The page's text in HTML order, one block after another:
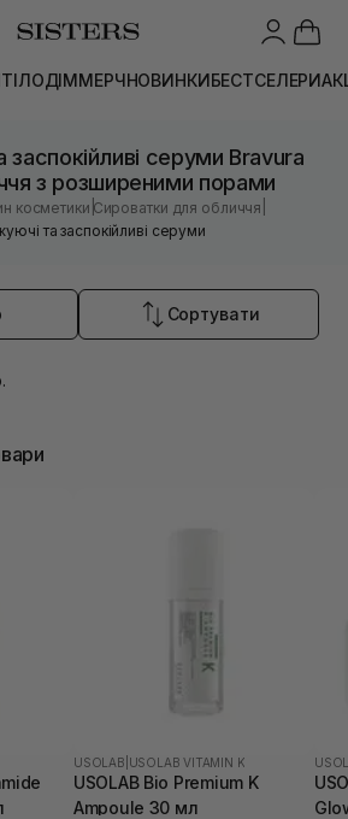
ТІЛОДІММЕРЧНОВИНКИБЕСТСЕЛЕРИ
серуми Bravura
з розширеними порами
косметики |Сироватки для обличчя
та заспокійливі серуми
Сортувати
USOLAB USOLAB VITAMIN K
USOLAB Bio Premium K
Ampoule 30 мл